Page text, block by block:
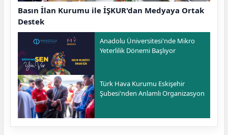
Basın İlan Kurumu ile İŞKUR'dan Medyaya Ortak
Destek
Anadolu Üniversitesi'nde Mikro
Yeterlilik Dönemi Başlıyor
Türk Hava Kurumu Eskişehir
Şubesi'nden Anlamlı Organizasyon